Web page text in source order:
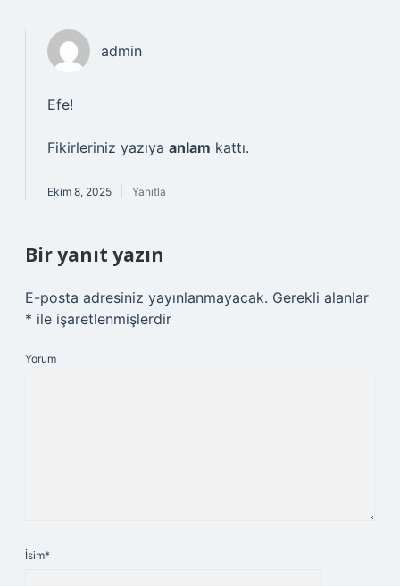
admin
Efe!
Fikirleriniz yazıya anlam kattı.
Ekim 8, 2025 Yanıtla
Bir yanıt yazın
E-posta adresiniz yayınlanmayacak. Gerekli alanlar
* ile işaretlenmişlerdir
Yorum
İsim*